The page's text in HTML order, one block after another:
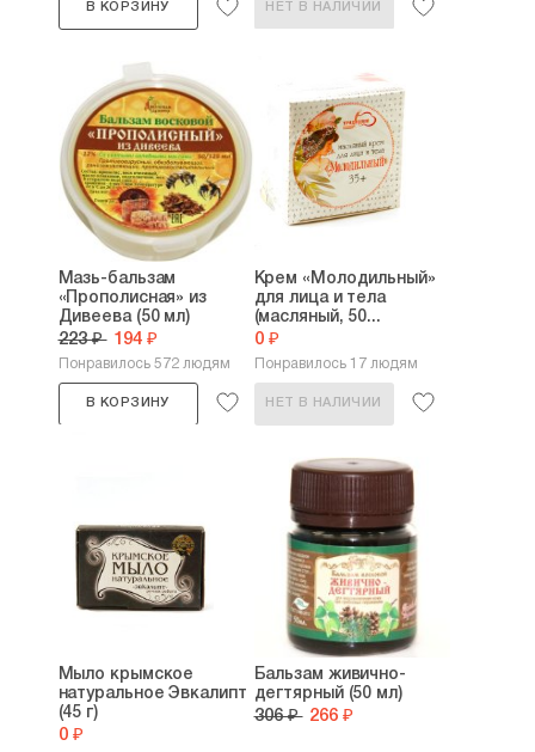
В КОРЗИНУ НЕТ В НАЛИЧИИ
Мазь-бальзам
«Прополисная» из
Дивеева (50 мл)
223 ₽ 194 ₽
Понравилось 572 людям
В КОРЗИНУ
Крем «Молодильный»
для лица и тела
(масляный, 50...
0 ₽
Понравилось 17 людям
НЕТ В НАЛИЧИИ
Мыло крымское
натуральное Эвкалипт
(45 г)
0 ₽
Бальзам живично-
дегтярный (50 мл)
306 ₽ 266 ₽